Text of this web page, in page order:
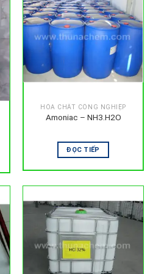
HÓA CHẤT CÔNG NGHIỆP
Amoniac – NH3.H2O
ĐỌC TIẾP